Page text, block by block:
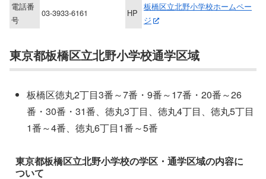
電話番
号
03-3933-6161 HP
板橋区立北野小学校ホームペー
ジ
東京都板橋区立北野小学校通学区域
板橋区徳丸2丁目3番～7番・9番～17番・20番～26
番・30番・31番、徳丸3丁目、徳丸4丁目、徳丸5丁目
1番～4番、徳丸6丁目1番～5番
東京都板橋区立北野小学校の学区・通学区域の内容に
ついて